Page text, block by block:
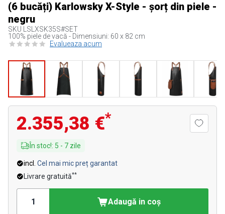
(6 bucăți) Karlowsky X-Style - șorț din piele -
negru
SKU
LSLXSK35S#SET
100% piele de vacă - Dimensiuni: 60 x 82 cm
Evalueaza acum
2.355,38 €*
În stoc!: 5 - 7 zile
incl. Cel mai mic preț garantat
Livrare gratuită**
Adaugă in coş